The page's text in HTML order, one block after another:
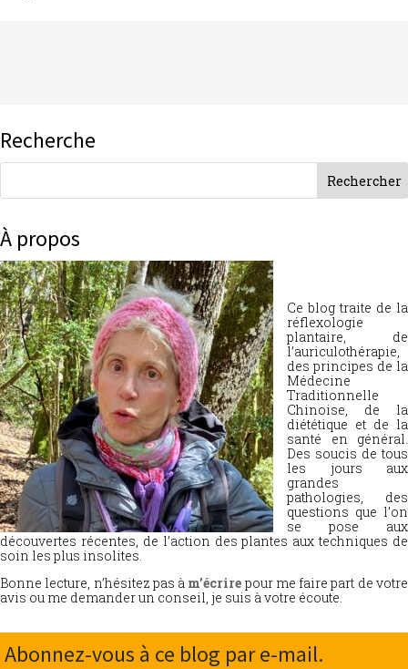
Recherche
À propos
Ce blog traite de la
réflexologie
plantaire, de
l’auriculothérapie,
des principes de la
Médecine
Traditionnelle
Chinoise, de la
diététique et de la
santé en général.
Des soucis de tous
les jours aux
grandes
pathologies, des
questions que l’on
se pose aux
découvertes récentes, de l’action des plantes aux techniques de
soin les plus insolites.
Bonne lecture, n’hésitez pas à m’écrire pour me faire part de votre
avis ou me demander un conseil, je suis à votre écoute.
Abonnez-vous à ce blog par e-mail.